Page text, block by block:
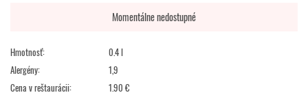
Momentálne nedostupné
Hmotnosť:
0.4 l
Alergény:
1,9
Cena v reštaurácii:
1.90 €